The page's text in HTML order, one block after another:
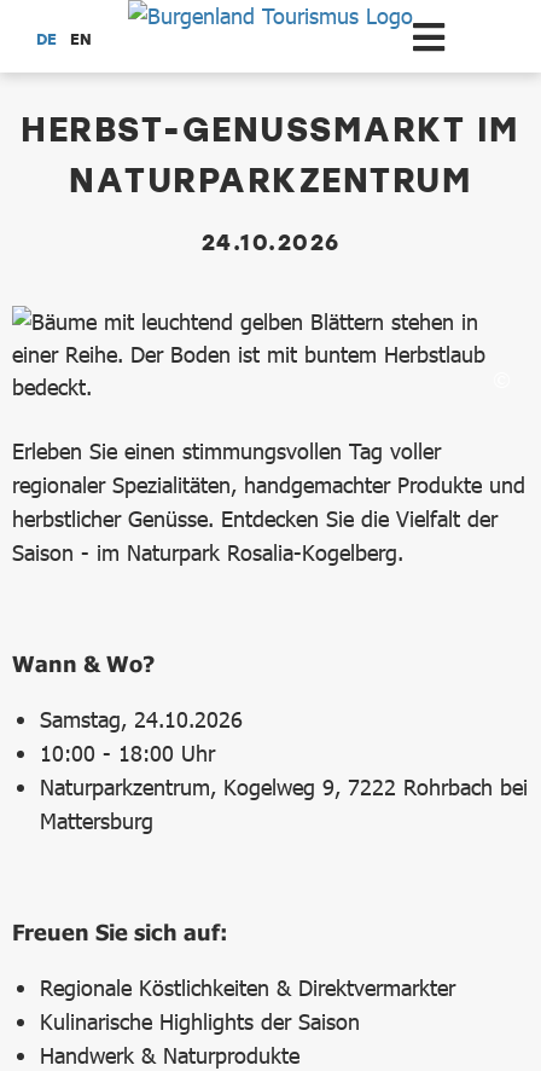
Zum Hauptinhalt springen
DE EN
HERBST-GENUSSMARKT IM
NATURPARKZENTRUM
24.10.2026
Erleben Sie einen stimmungsvollen Tag voller
regionaler Spezialitäten, handgemachter Produkte und
herbstlicher Genüsse. Entdecken Sie die Vielfalt der
Saison - im Naturpark Rosalia-Kogelberg.
Wann & Wo?
Samstag, 24.10.2026
10:00 - 18:00 Uhr
Naturparkzentrum, Kogelweg 9, 7222 Rohrbach bei
Mattersburg
Freuen Sie sich auf:
Regionale Köstlichkeiten & Direktvermarkter
Kulinarische Highlights der Saison
Handwerk & Naturprodukte